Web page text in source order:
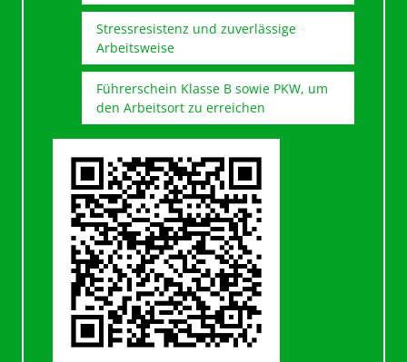
Stressresistenz und zuverlässige
Arbeitsweise
Führerschein Klasse B sowie PKW, um
den Arbeitsort zu erreichen